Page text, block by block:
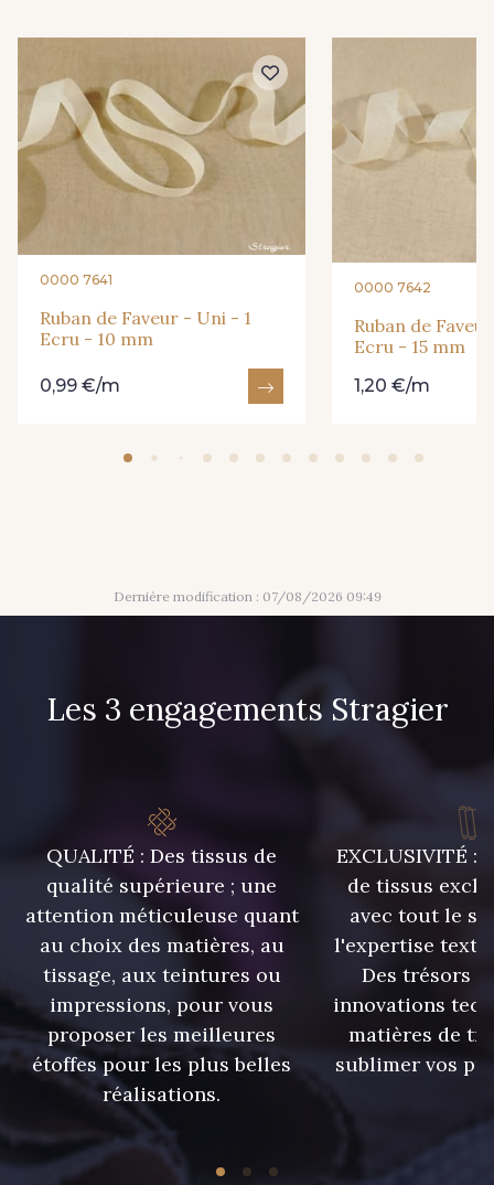
240 - 240 Gris 245 - 245 Ivoire
265 - 265 Rose 312 - 312 Vert d'eau
327 - 327 Abricot
360 - 360 Rouge
365 - 365 Corail 369 - 369 Turquoise
0000 7641
Ruban de Faveur - Uni - 1
Ecru - 10 mm
0,99 €/m
0000 7642
Ruban de
Ecru - 15 mm
1,20 €/m
Dernière modification : 07/08/2026 09:49
Les 3 engagements Stragier
QUALITÉ : Des tissus de
qualité supérieure ; une
attention méticuleuse quant
au choix des matières, au
tissage, aux teintures ou
impressions, pour vous
proposer les meilleures
étoffes pour les plus belles
réalisations.
EXCLUSIVITÉ :
de tissus
avec tout le
l'expertise
Des trésors
innovations
matières de
sublimer vos